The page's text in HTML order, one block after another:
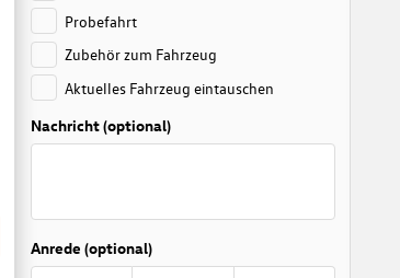
Probefahrt
Zubehör zum Fahrzeug
Aktuelles Fahrzeug eintauschen
Nachricht (optional)
Anrede (optional)